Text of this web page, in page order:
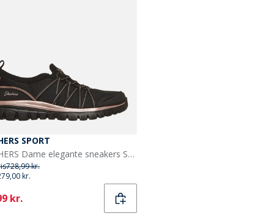
SPORT
SKECHERS Dame elegante sneakers Sort
728,99 kr.
kr.
kr.